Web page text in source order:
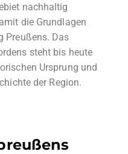
nachhaltig
die Grundlagen
Preußens. Das
steht bis heute
Ursprung und
der Region.